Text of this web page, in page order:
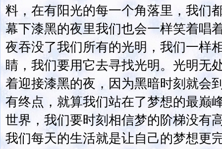
料，在有阳光的每一个角落里，我们
幕下漆黑的夜里我们也会一样笑着唱
夜吞没了我们所有的光明，我们一样
睛，我们要用它去寻找光明。光明无
着迎接漆黑的夜，因为黑暗时刻就会
有终点，就算我们站在了梦想的最巅
世界，我们要时刻相信梦的阶梯没有
我们每天的生活就是让自己的梦想更